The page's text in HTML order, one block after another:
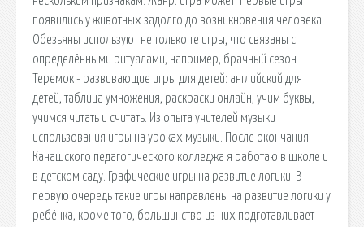
появились у животных задолго до возникновения человека.
Обезьяны используют не только те игры, что связаны с
определёнными ритуалами, например, брачный сезон
Теремок - развивающие игры для детей: английский для
детей, таблица умножения, раскраски онлайн, учим буквы,
учимся читать и считать. Из опыта учителей музыки
использования игры на уроках музыки. После окончания
Канашского педагогического колледжа я работаю в школе и
в детском саду. Графические игры на развитие логики. В
первую очередь такие игры направлены на развитие логики у
ребёнка, кроме того, большинство из них подготавливает